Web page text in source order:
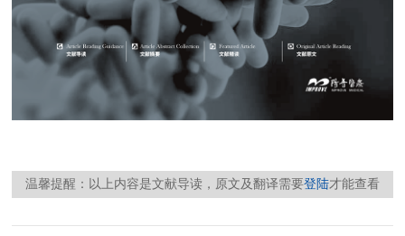
温馨提醒：以上内容是文献导读，原文及翻译需要登陆才能查看